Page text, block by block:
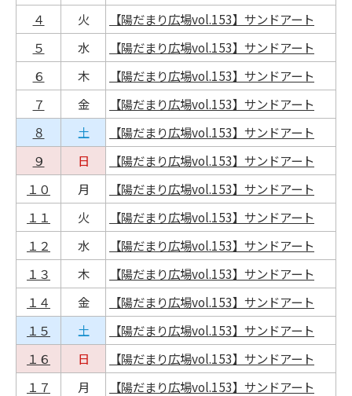
４
火
【陽だまり広場vol.153】サンドアート
５
水
【陽だまり広場vol.153】サンドアート
６
木
【陽だまり広場vol.153】サンドアート
７
金
【陽だまり広場vol.153】サンドアート
８
土
【陽だまり広場vol.153】サンドアート
９
日
【陽だまり広場vol.153】サンドアート
１０
月
【陽だまり広場vol.153】サンドアート
１１
火
【陽だまり広場vol.153】サンドアート
１２
水
【陽だまり広場vol.153】サンドアート
１３
木
【陽だまり広場vol.153】サンドアート
１４
金
【陽だまり広場vol.153】サンドアート
１５
土
【陽だまり広場vol.153】サンドアート
１６
日
【陽だまり広場vol.153】サンドアート
１７
月
【陽だまり広場vol.153】サンドアート